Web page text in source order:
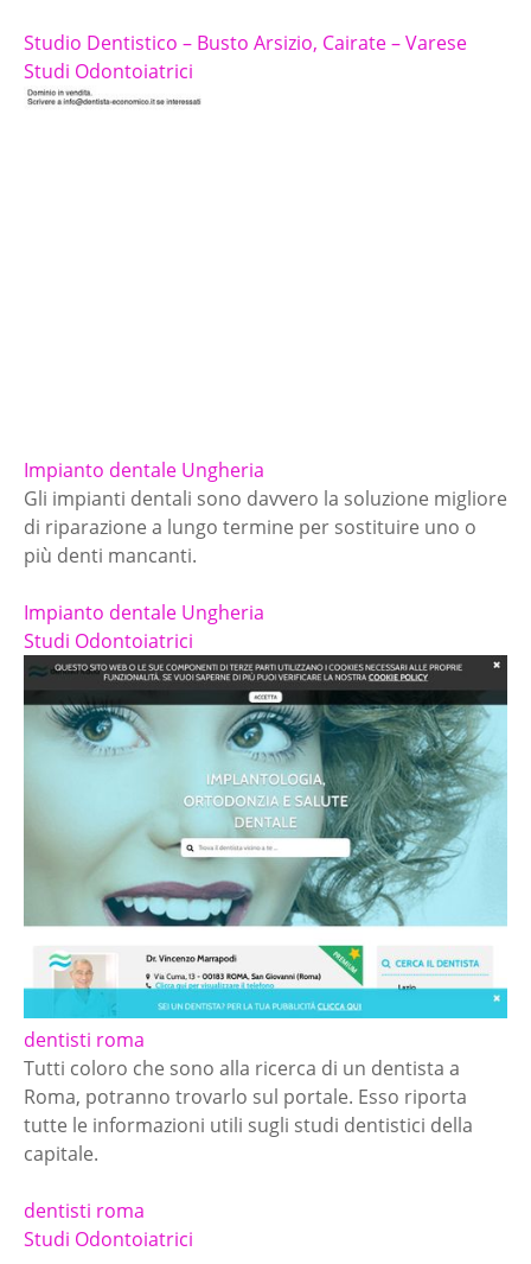
Studio Dentistico – Busto Arsizio, Cairate – Varese
Studi Odontoiatrici
Impianto dentale Ungheria
Gli impianti dentali sono davvero la soluzione migliore
di riparazione a lungo termine per sostituire uno o
più denti mancanti.
Impianto dentale Ungheria
Studi Odontoiatrici
dentisti roma
Tutti coloro che sono alla ricerca di un dentista a
Roma, potranno trovarlo sul portale. Esso riporta
tutte le informazioni utili sugli studi dentistici della
capitale.
dentisti roma
Studi Odontoiatrici